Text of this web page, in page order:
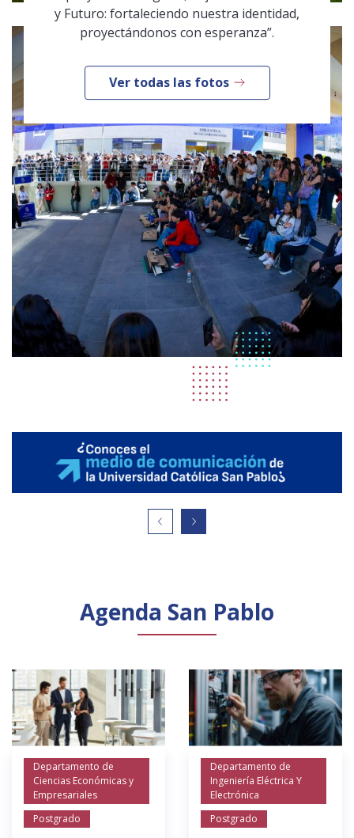
y Futuro: fortaleciendo nuestra identidad,
proyectándonos con esperanza”.
Ver todas las fotos
Agenda San Pablo
Departamento de
Ciencias Económicas y
Empresariales
Postgrado
Departamento de
Ingeniería Eléctrica Y
Electrónica
Postgrado